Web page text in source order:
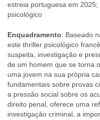
estreia portuguesa em
psicológico
Enquadramento: Baseado
este thriller psicológico
suspeita, investigação e
de um homem que se torna
uma jovem na sua própria
fundamentais sobre provas
a pressão social sobre os
direito penal, oferece uma
investigação criminal, a